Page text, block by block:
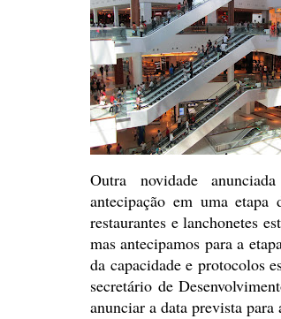
Outra novidade
antecipação em uma etapa
restaurantes e lanchonetes
mas antecipamos para a
da capacidade e protocolos
secretário de
anunciar a data prevista para